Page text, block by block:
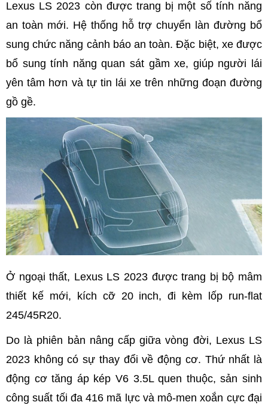
Lexus LS 2023 còn được trang bị một số tính năng
an toàn mới. Hệ thống hỗ trợ chuyển làn đường bổ
sung chức năng cảnh báo an toàn. Đặc biệt, xe được
bổ sung tính năng quan sát gầm xe, giúp người lái
yên tâm hơn và tự tin lái xe trên những đoạn đường
gồ gề.
Ở ngoại thất, Lexus LS 2023 được trang bị bộ mâm
thiết kế mới, kích cỡ 20 inch, đi kèm lốp run-flat
245/45R20.
Do là phiên bản nâng cấp giữa vòng đời, Lexus LS
2023 không có sự thay đổi về động cơ. Thứ nhất là
động cơ tăng áp kép V6 3.5L quen thuộc, sản sinh
công suất tối đa 416 mã lực và mô-men xoắn cực đại